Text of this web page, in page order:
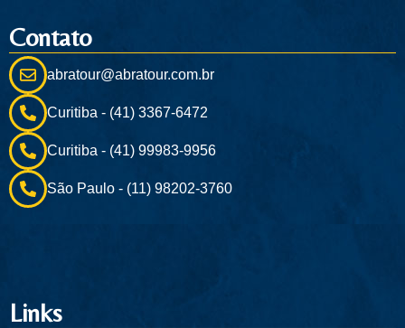
Contato
abratour@abratour.com.br
Curitiba - (41) 3367-6472
Curitiba - (41) 99983-9956
São Paulo - (11) 98202-3760
Links